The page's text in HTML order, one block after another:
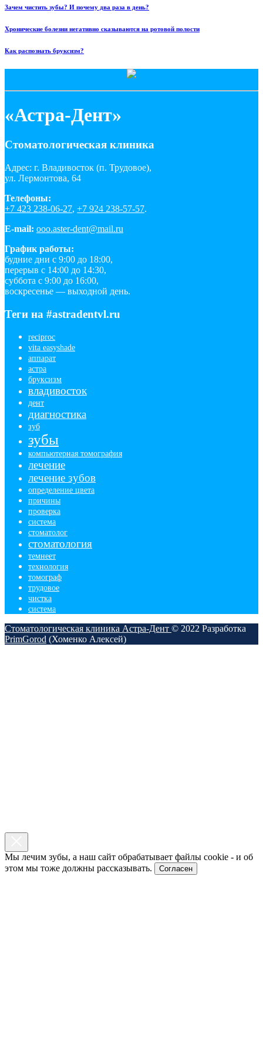
Зачем чистить зубы? И почему два раза в день?
Хронические болезни негативно сказываются на ротовой полости
​Как распознать бруксизм?
«Астра-Дент»
Стоматологическая клиника
Адрес: г. Владивосток (п. Трудовое),
ул. Лермонтова, 64
Телефоны:
+7 423 238-06-27, +7 924 238-57-57.
E-mail: ooo.aster-dent@mail.ru
График работы:
будние дни с 9:00 до 18:00,
перерыв с 14:00 до 14:30,
суббота с 9:00 до 16:00,
воскресенье — выходной день.
Теги на #astradentvl.ru
reciproc
vita easyshade
аппарат
астра
бруксизм
владивосток
дент
диагностика
зуб
зубы
компьютерная томография
лечение
лечение зубов
определение цвета
причины
проверка
система
стоматолог
стоматология
темнеет
технология
томограф
трудовое
чистка
​система
Стоматологическая клиника Астра-Дент © 2022 Разработка
PrimGorod (Хоменко Алексей)
Мы лечим зубы, а наш сайт обрабатывает файлы cookie - и об
этом мы тоже должны рассказывать.
Согласен